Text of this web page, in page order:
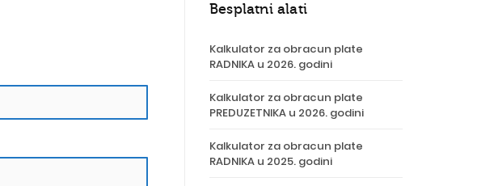
Besplatni alati
Kalkulator za obracun plate
RADNIKA u 2026. godini
Kalkulator za obracun plate
PREDUZETNIKA u 2026. godini
Kalkulator za obracun plate
RADNIKA u 2025. godini